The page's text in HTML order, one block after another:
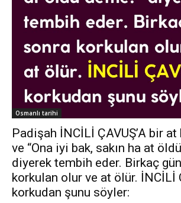
Osmanlı tarihi
Padişah İNCİLİ ÇAVUŞ’A bir
ve “Ona iyi bak, sakın ha at
diyerek tembih eder. Birkaç
korkulan olur ve at ölür. İNCİLİ
korkudan şunu söyler: